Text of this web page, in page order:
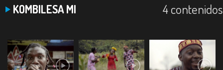
KOMBILESA MI 4 contenidos